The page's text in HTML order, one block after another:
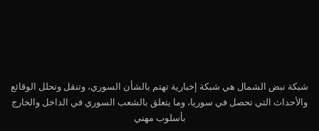
شبكة نبض الشمال هي شبكة إخبارية تهتم بالشأن السوري، وتنقل وتحلل الوقائع
والأحداث التي تحصل في سوريا، وما يتعلق بالشعب السوري في الداخل والخارج
بأسلوب مهني